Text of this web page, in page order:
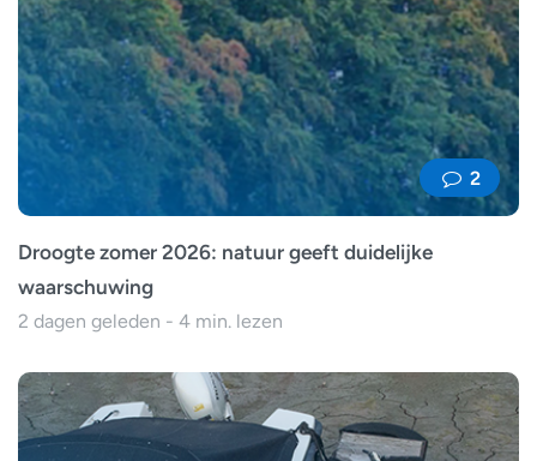
2
Droogte zomer 2026: natuur geeft duidelijke
waarschuwing
2 dagen geleden - 4 min. lezen